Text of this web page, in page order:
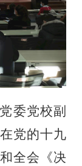
委党校副
党的十九
全会《决